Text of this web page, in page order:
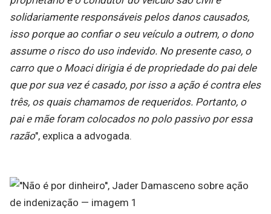
solidariamente responsáveis pelos danos causados,
isso porque ao confiar o seu veículo a outrem, o dono
assume o risco do uso indevido. No presente caso, o
carro que o Moaci dirigia é de propriedade do pai dele
que por sua vez é casado, por isso a ação é contra eles
três, os quais chamamos de requeridos. Portanto, o
pai e mãe foram colocados no polo passivo por essa
razão", explica a advogada.